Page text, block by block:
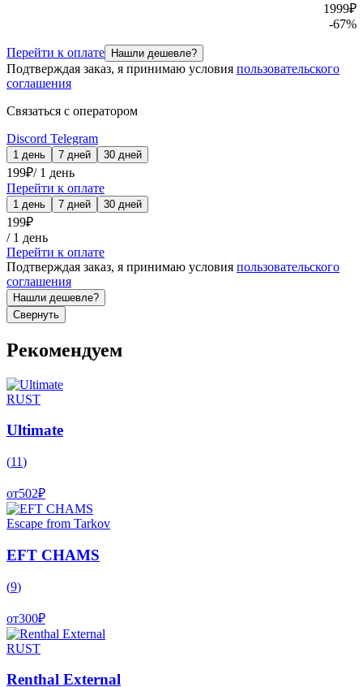
1999₽
-67%
Перейти к оплате Нашли дешевле?
Подтверждая заказ, я принимаю условия пользовательского
соглашения
Связаться с оператором
Discord Telegram
1 день 7 дней 30 дней
199₽/ 1 день
Перейти к оплате
1 день 7 дней 30 дней
199₽
/ 1 день
Перейти к оплате
Подтверждая заказ, я принимаю условия пользовательского
соглашения
Нашли дешевле?
Свернуть
Рекомендуем
RUST
Ultimate
(11)
от502₽
Escape from Tarkov
EFT CHAMS
(9)
от300₽
RUST
Renthal External